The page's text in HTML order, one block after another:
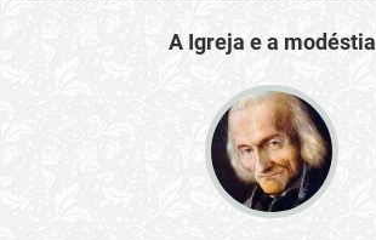
A Igreja e a modéstia